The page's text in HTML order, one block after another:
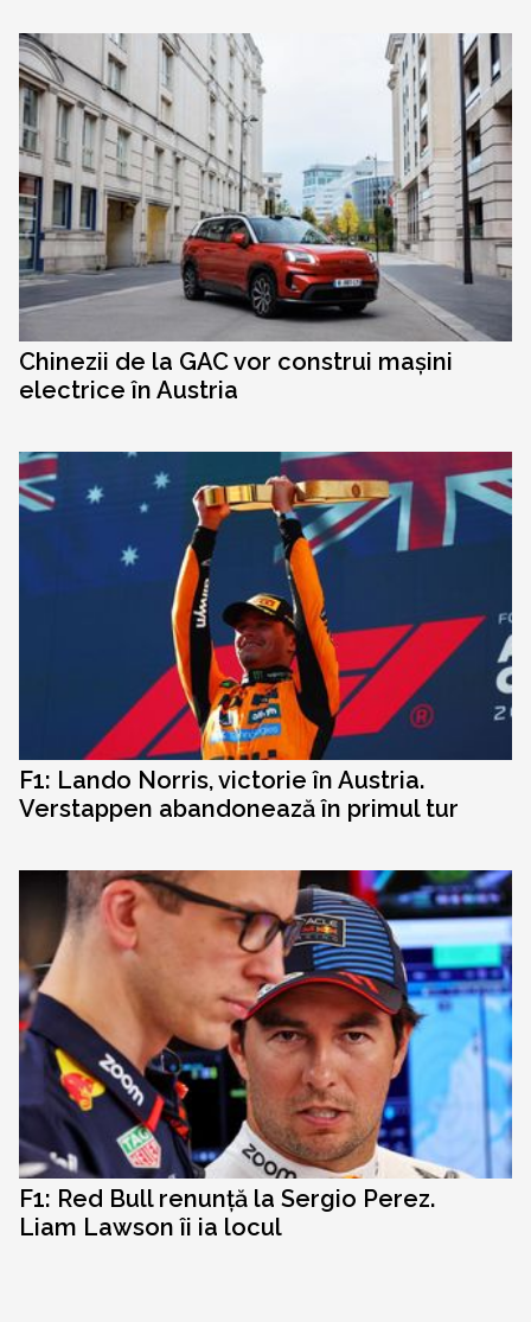
Chinezii de la GAC vor construi mașini
electrice în Austria
F1: Lando Norris, victorie în Austria.
Verstappen abandonează în primul tur
F1: Red Bull renunță la Sergio Perez.
Liam Lawson îi ia locul